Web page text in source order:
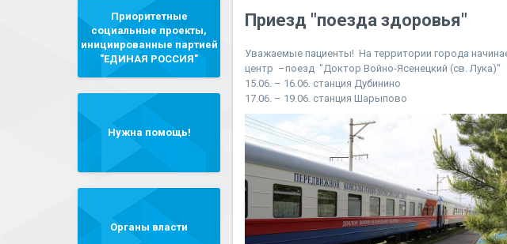
Приоритетные
социальные проекты,
инициированные партией
"ЕДИНАЯ РОССИЯ"
Нужна помощь!
Органы власти
Приезд "поезда здоровья"
Уважаемые пациенты! На территории города
центр –поезд "Доктор Войно-Ясенецкий (св. Лука)"
15.06. – 16.06. станция Дубинино
17.06. – 19.06. станция Шарыпово